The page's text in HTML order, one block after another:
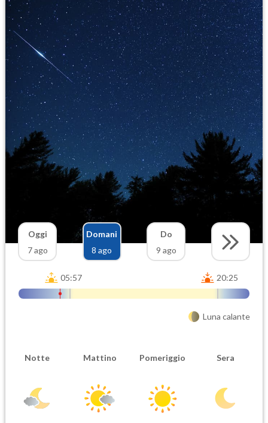
Oggi
7 ago
Domani
8 ago
Do
9 ago
05:57 20:25
Luna calante
Notte Mattino Pomeriggio Sera